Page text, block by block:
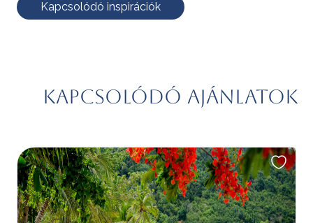
Kapcsolódó inspirációk
Kapcsolódó ajánlatok